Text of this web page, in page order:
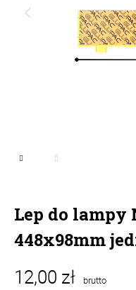
Lep do lampy
448x98mm
12,00 zł brutto